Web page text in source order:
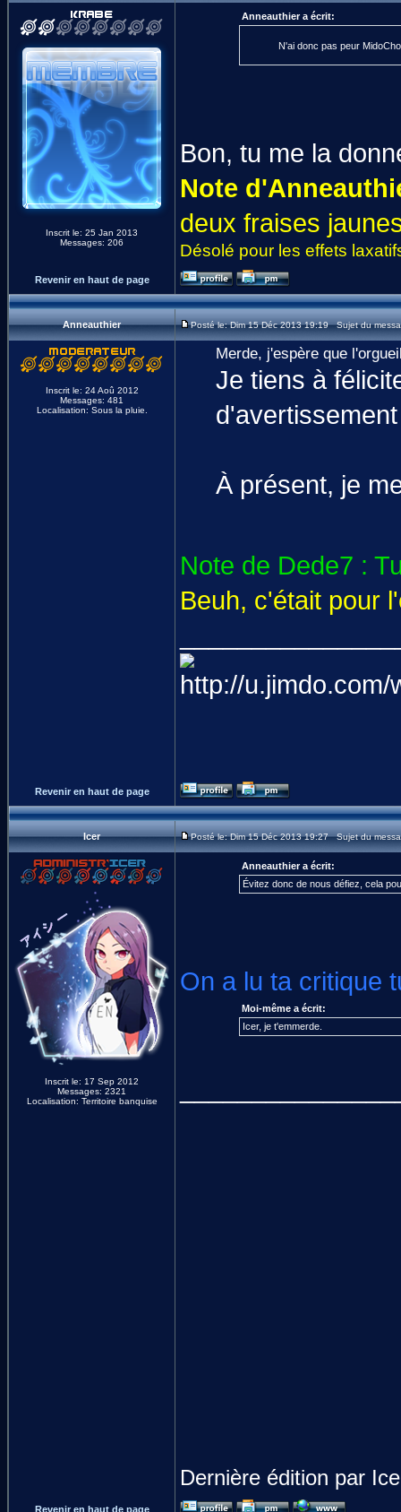
Inscrit le: 25 Jan 2013
Messages: 206
Anneauthier a écrit:
N'ai donc pas peur
Bon, tu me la
Note
deux fraises
Désolé pour les effets
Revenir en haut de page
Anneauthier Posté le: Dim 15 Déc 2013 19:19 Sujet du
Inscrit le: 24 Aoû 2012
Messages: 481
Localisation: Sous la pluie.
Merde, j'espère que
Je tiens à
À présent, je
Note de Dede7 :
Beuh, c'était pour
Revenir en haut de page
Icer Posté le: Dim 15 Déc 2013 19:27 Sujet du
Inscrit le: 17 Sep 2012
Messages: 2321
Localisation: Territoire banquise
Anneauthier a écrit:
Évitez donc de nous défiez, cela
On a lu ta critique
Moi-même a écrit:
Icer, je t'emmerde.
Dernière édition par
Revenir en haut de page